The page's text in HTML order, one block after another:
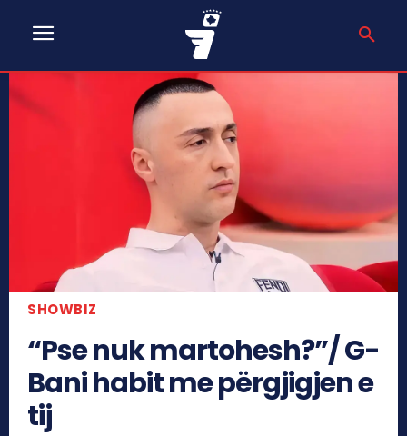
SHOWBIZ
“Pse nuk martohesh?”/ G-
Bani habit me përgjigjen e
tij